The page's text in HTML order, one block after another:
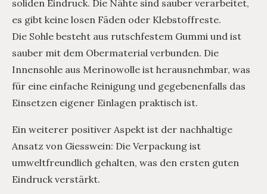
soliden Eindruck. Die Nähte sind sauber verarbeitet,
es gibt keine losen Fäden oder Klebstoffreste.
Die Sohle besteht aus rutschfestem Gummi und ist
sauber mit dem Obermaterial verbunden. Die
Innensohle aus Merinowolle ist herausnehmbar, was
für eine einfache Reinigung und gegebenenfalls das
Einsetzen eigener Einlagen praktisch ist.
Ein weiterer positiver Aspekt ist der nachhaltige
Ansatz von Giesswein: Die Verpackung ist
umweltfreundlich gehalten, was den ersten guten
Eindruck verstärkt.